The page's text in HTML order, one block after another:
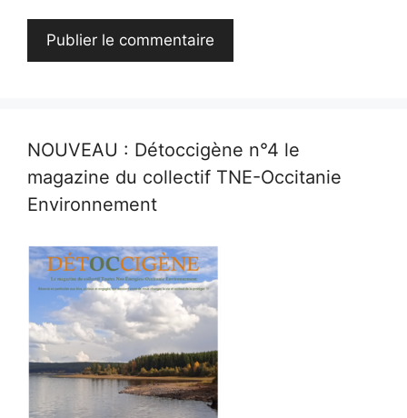
NOUVEAU : Détoccigène n°4 le
magazine du collectif TNE-Occitanie
Environnement